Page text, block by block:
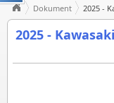
Dokument 2025 -
2025 -